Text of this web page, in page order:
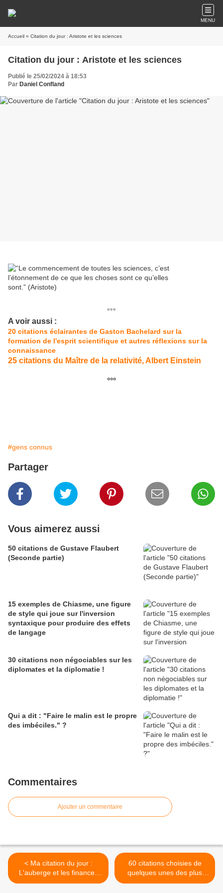
MENU
Accueil » Citation du jour : Aristote et les sciences
Citation du jour : Aristote et les sciences
Publié le 25/02/2024 à 18:53
Par Daniel Confland
°°°
A voir aussi :
20 citations éclairantes de Gaston Bachelard sur la
formation de l'esprit scientifique et autres réflexions sur la
connaissance
25 citations du Maître de la relativité, Albert Einstein
°°°
#gens connus
Partager
Vous aimerez aussi
50 citations de Gustave Flaubert
(Seconde partie)
15 exemples de Chiasme, une figure
de style qui joue sur l'inversion
syntaxique pour produire des effets
de langage
30 citations non négociables sur les
diplomates et la diplomatie !
Qui a dit : "Faire le malin est le propre
des imbéciles." ?
Commentaires
Ajouter un commentaire
< Ma citation du jour :
L'auberge et les finances
publiques
60 citations choisies de
quelques unes des plus
belles et talentueuses